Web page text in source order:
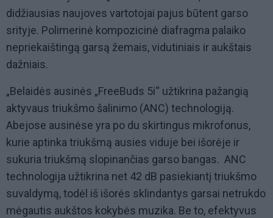
didžiausias naujoves vartotojai pajus būtent garso
srityje. Polimerinė kompozicinė diafragma palaiko
nepriekaištingą garsą žemais, vidutiniais ir aukštais
dažniais.
„Belaidės ausinės „FreeBuds 5i“ užtikrina pažangią
aktyvaus triukšmo šalinimo (ANC) technologiją.
Abejose ausinėse yra po du skirtingus mikrofonus,
kurie aptinka triukšmą ausies viduje bei išorėje ir
sukuria triukšmą slopinančias garso bangas. ANC
technologija užtikrina net 42 dB pasiekiantį triukšmo
suvaldymą,todėl iš išorės sklindantys garsai netrukdo
mėgautis aukštos kokybės muzika. Be to, efektyvus